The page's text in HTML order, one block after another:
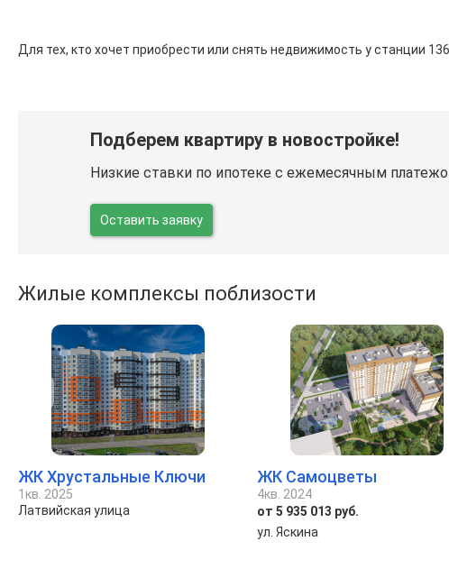
Для тех, кто хочет приобрести или снять недвижимость у станции
Подберем квартиру в новостройке!
Низкие ставки по ипотеке с ежемесячным
Оставить заявку
Жилые комплексы поблизости
ЖК Хрустальные Ключи
1кв. 2025
Латвийская улица
ЖК Самоцветы
4кв. 2024
от 5 935 013 руб.
ул. Яскина